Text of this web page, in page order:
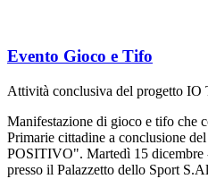
Evento Gioco e Tifo
Attività conclusiva del progetto
Manifestazione di gioco e tifo che
Primarie cittadine a conclusione
POSITIVO". Martedì 15 dicembre
presso il Palazzetto dello Sport